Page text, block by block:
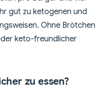
gut zu ketogenen und
Ohne Brötchen
keto-freundlicher
zu essen?